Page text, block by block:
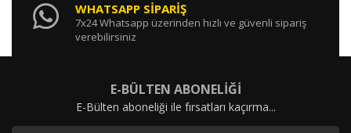
WHATSAPP SİPARİŞ
7x24 Whatsapp üzerinden hızlı ve güvenli sipariş
verebilirsiniz
E-BÜLTEN ABONELİĞİ
E-Bülten aboneliği ile fırsatları kaçırma...